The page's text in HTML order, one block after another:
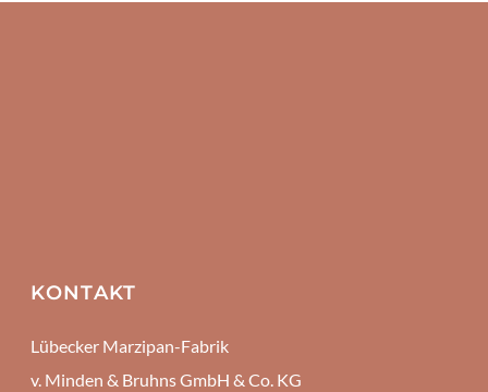
KONTAKT
Lübecker Marzipan-Fabrik
v. Minden & Bruhns GmbH & Co. KG